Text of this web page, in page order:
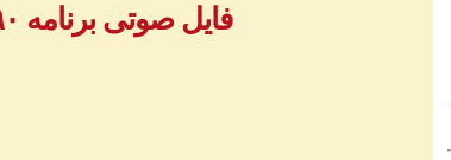
فایل صوتی برنامه ۷۹۰ - بخش ۲